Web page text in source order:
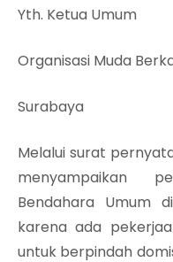
Yth. Ketua Umum
Organisasi Muda
Surabaya
Melalui surat
menyampaikan
Bendahara Umum
karena ada
untuk berpindah